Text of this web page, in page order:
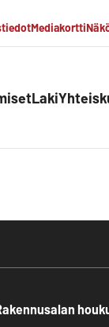
Mediakortti
Laki